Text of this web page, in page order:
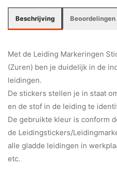
Beschrijving Beoordelingen
Met de Leiding Markeringen
(Zuren) ben je duidelijk in de
leidingen.
De stickers stellen je in staat
en de stof in de leiding te
De gebruikte kleur is conform
de Leidingstickers/
alle gladde leidingen in
etc.